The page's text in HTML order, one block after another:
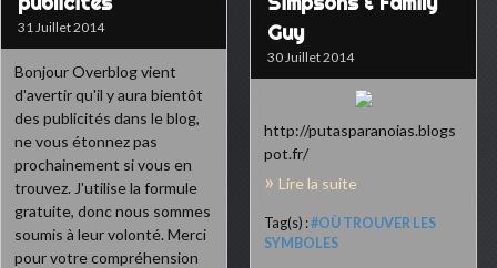
31 Juillet 2014
Bonjour Overblog vient
d'avertir qu'il y aura bientôt
des publicités dans le blog,
ne vous étonnez pas
prochainement si vous en
trouvez. J'utilise la formule
gratuite, donc nous sommes
soumis à leur volonté. Merci
pour votre compréhension
Guy
30 Juillet 2014
http://putasparanoias.blogs
pot.fr/
Lire la suite
Tag(s) :#OÙ TROUVER LES
SYMBOLES